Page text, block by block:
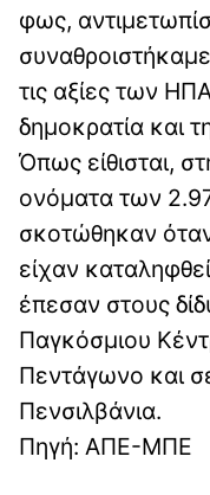
φως,
τις αξίες των
δημοκρατία και
Όπως είθισται,
ονόματα των
σκοτώθηκαν
είχαν
έπεσαν στους
Παγκόσμιου
Πεντάγωνο και
Πενσιλβάνια.
Πηγή: ΑΠΕ-ΜΠΕ